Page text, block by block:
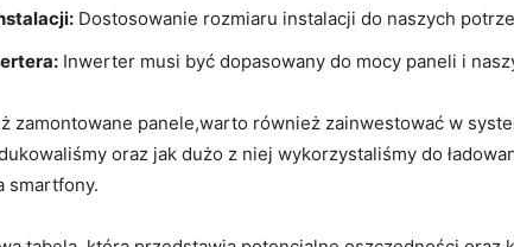
Dostosowanie⁢ rozmiaru ​instalacji do ‍naszych
Inwerter musi⁢ być dopasowany do ​mocy⁢ paneli i
zamontowane panele,warto również zainwestować w
oraz jak dużo z niej wykorzystaliśmy do
smartfony.